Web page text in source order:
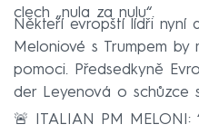
clech „nula za nulu“.
Někteří evropští lídři nyní
Meloniové s Trumpem
pomoci. Předsedkyně
der Leyenová o schůzce
🚨 ITALIAN PM MELONI: